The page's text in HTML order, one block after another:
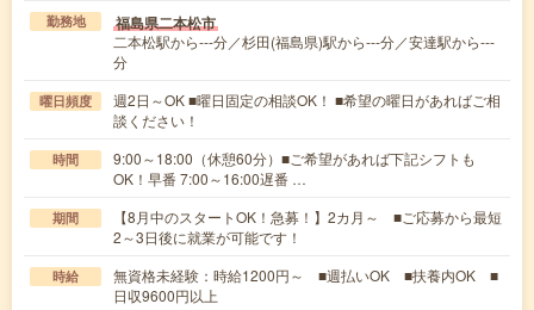
勤務地 福島県二本松市
二本松駅から---分／杉田(福島県)駅から---分／安達駅から---
分
曜日頻度
週2日～OK ■曜日固定の相談OK！ ■希望の曜日があればご相
談ください！
時間
9:00～18:00（休憩60分）■ご希望があれば下記シフトも
OK！早番 7:00～16:00遅番 …
期間
【8月中のスタートOK！急募！】2カ月～ ■ご応募から最短
2～3日後に就業が可能です！
時給
無資格未経験：時給1200円～ ■週払いOK ■扶養内OK ■
日収9600円以上